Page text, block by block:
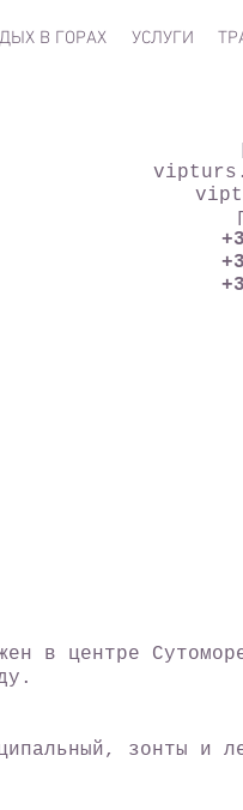
В ГОРАХ УСЛУГИ
в центре
зонты и